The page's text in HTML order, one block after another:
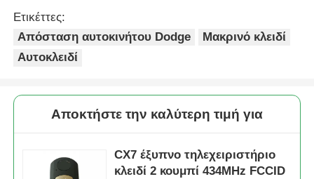
Κλειδί KEYDIY έξυπνο
Ετικέττες:
Απόσταση αυτοκινήτου Dodge
Μακρινό κλειδί
Αυτοκλειδί
Αποκτήστε την καλύτερη τιμή για
CX7 έξυπνο τηλεχειριστήριο
κλειδί 2 κουμπί 434MHz FCCID